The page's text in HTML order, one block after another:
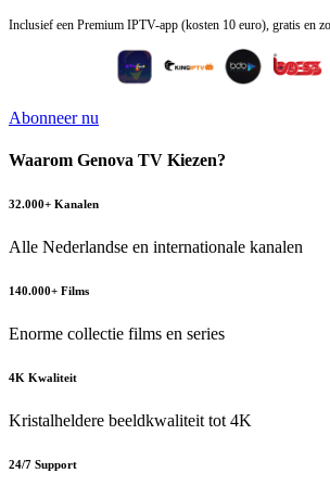
Inclusief een Premium IPTV-app (kosten 10 euro), gratis en
Abonneer nu
Waarom Genova TV Kiezen?
32.000+ Kanalen
Alle Nederlandse en internationale kanalen
140.000+ Films
Enorme collectie films en series
4K Kwaliteit
Kristalheldere beeldkwaliteit tot 4K
24/7 Support